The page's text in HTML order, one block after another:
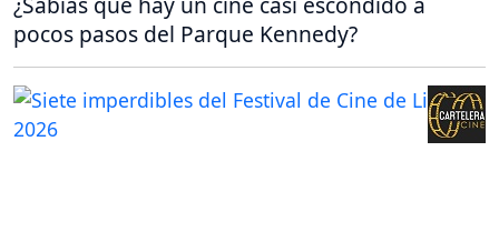
pocos pasos del Parque Kennedy?